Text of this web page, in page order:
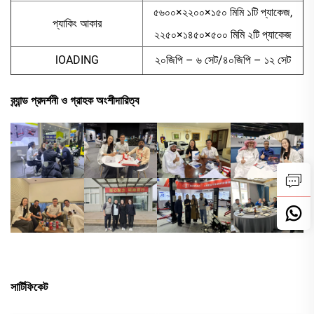
প্যাকিং আকার
৫৬০০×২২০০×১৫০ মিমি ১টি প্যাকেজ,
২২৫০×১৪৫০×৫০০ মিমি ২টি প্যাকেজ
lOADING
২০জিপি – ৬ সেট/৪০জিপি – ১২ সেট
ব্র্যান্ড প্রদর্শনী ও গ্রাহক অংশীদারিত্ব
সার্টিফিকেট